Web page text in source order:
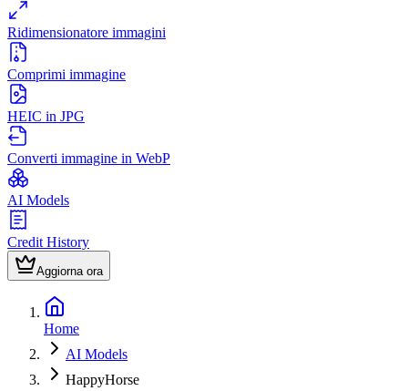
Ridimensionatore immagini
Comprimi immagine
HEIC in JPG
Converti immagine in WebP
AI Models
Credit History
Aggiorna ora
Home
AI Models
HappyHorse